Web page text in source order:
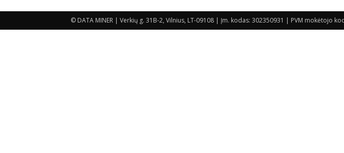
© DATA MINER | Verkių g. 31B-2, Vilnius, LT-09108 | Įm. kodas: 302350931 | PVM mokėtojo